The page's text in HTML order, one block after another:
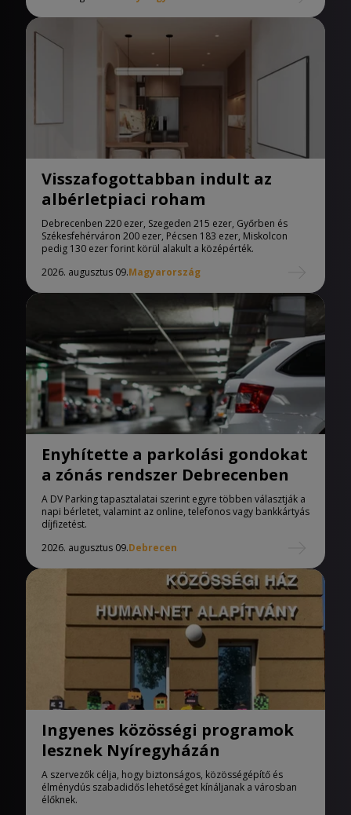
Visszafogottabban indult az
albérletpiaci roham
Debrecenben 220 ezer, Szegeden 215 ezer, Győrben és
Székesfehérváron 200 ezer, Pécsen 183 ezer, Miskolcon
pedig 130 ezer forint körül alakult a középérték.
2026. augusztus 09.Magyarország
Enyhítette a parkolási gondokat
a zónás rendszer Debrecenben
A DV Parking tapasztalatai szerint egyre többen választják a
napi bérletet, valamint az online, telefonos vagy bankkártyás
díjfizetést.
2026. augusztus 09.Debrecen
Ingyenes közösségi programok
lesznek Nyíregyházán
A szervezők célja, hogy biztonságos, közösségépítő és
élménydús szabadidős lehetőséget kínáljanak a városban
élőknek.